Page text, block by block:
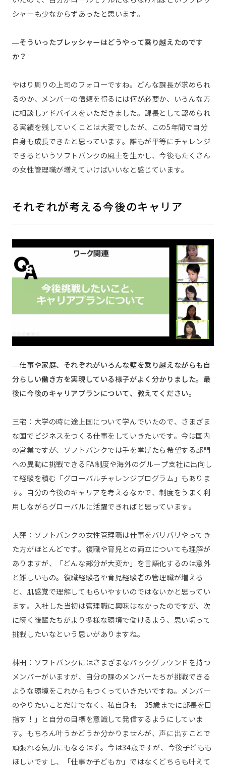
シャーも少なからずあったと思います。
—そういったプレッシャーはどうやって乗り越えたのです
か？
やはり周りの上司のフォローですね。どんな課長が求められ
るのか、メンバーの信頼を得るには何が必要か、いろんな方
に相談しアドバイスをいただきました。課長として認められ
る実績を残していくことは大変でしたが、この5年間で自分
自身も成長できたと思っています。誰もが平等にチャレンジ
できるというソフトバンクの風土を生かし、今後もたくさん
の女性管理職が増えていけばいいなと感じています。
それぞれが考える今後のキャリア
—仕事や家庭、それぞれがいろんな壁を乗り越えながらも自
分らしい働き方を実現している様子がよく分かりました。最
後に今後のキャリアプランについて、教えてください。
三宅：大学の時に途上国について学んでいたので、さまざま
な国でビジネスをつくる仕事をしていきたいです。今は国内
の営業ですが、ソフトバンクでは手を挙げたら希望する部門
への異動に挑戦できるFA制度や海外のグループ支社に出向し
て経験を積む「グローバルチャレンジプログラム」もありま
す。自分の今後のキャリアを考えるなかで、制度をうまく利
用しながらグローバルに活躍できればと思っています。
大窪：ソフトバンクの女性管理職は仕事をバリバリやってき
た方がほとんどです。復職や育児との両立についても理解が
ありますが、「どんな部分が大変か」を言語化するのは意外
と難しいもの。復職経験者や育児経験者の管理職が増える
と、肌感覚で理解してもらいやすいのではないかと思ってい
ます。入社した当初は管理職に興味はなかったのですが、次
に続く後輩たちがより多様な環境で働けるよう、思い切って
挑戦したいなという思いがありますね。
林田：ソフトバンクにはさまざまなバックグラウンドを持つ
メンバーがいますが、自分の課のメンバーたちが挑戦できる
ような環境をこれからもつくっていきたいですね。メンバー
のやりたいことだけでなく、私自身も「35歳までに部長を目
指す！」と自分の目標を意識して発信するようにしていま
す。もちろん叶うかどうか分かりませんが、声に出すことで
頑張れる気力にもなるはず。今は34歳ですが、今後子どもも
ほしいですし、「仕事か子どもか」ではなくどちらも叶えて